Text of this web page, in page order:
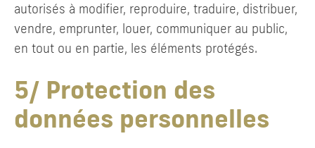
autorisés à modifier, reproduire, traduire, distribuer,
vendre, emprunter, louer, communiquer au public,
en tout ou en partie, les éléments protégés.
5/ Protection des
données personnelles